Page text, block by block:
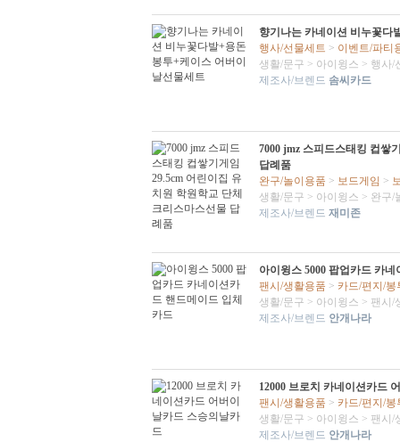
향기나는 카네이션 비누꽃다
행사/선물세트 > 이벤트/파티
생활/문구 > 아이윙스 > 행사/
제조사/브렌드 솜씨카드
7000 jmz 스피드스태킹 컵쌓
답례품
완구/놀이용품 > 보드게임 >
생활/문구 > 아이윙스 > 완구/
제조사/브렌드 재미존
아이윙스 5000 팝업카드 카
팬시/생활용품 > 카드/편지/봉
생활/문구 > 아이윙스 > 팬시/
제조사/브렌드 안개나라
12000 브로치 카네이션카드
팬시/생활용품 > 카드/편지/봉
생활/문구 > 아이윙스 > 팬시/
제조사/브렌드 안개나라